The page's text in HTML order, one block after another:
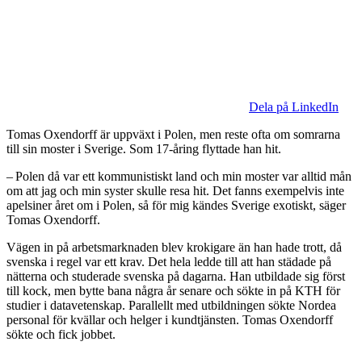
Dela på LinkedIn
Tomas Oxendorff är uppväxt i Polen, men reste ofta om somrarna
till sin moster i Sverige. Som 17-åring flyttade han hit.
– Polen då var ett kommunistiskt land och min moster var alltid mån
om att jag och min syster skulle resa hit. Det fanns exempelvis inte
apelsiner året om i Polen, så för mig kändes Sverige exotiskt, säger
Tomas Oxendorff.
Vägen in på arbetsmarknaden blev krokigare än han hade trott, då
svenska i regel var ett krav. Det hela ledde till att han städade på
nätterna och studerade svenska på dagarna. Han utbildade sig först
till kock, men bytte bana några år senare och sökte in på KTH för
studier i datavetenskap. Parallellt med utbildningen sökte Nordea
personal för kvällar och helger i kundtjänsten. Tomas Oxendorff
sökte och fick jobbet.